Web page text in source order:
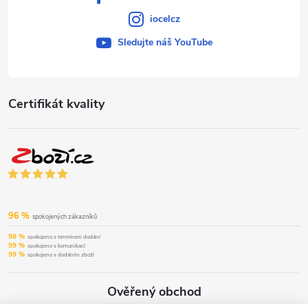
Certifikát kvality
96 % spokojených zákazníků
98 % spokojeno s termínem dodání
99 % spokojeno s komunikací
99 % spokojeno s dodáním zboží
Ověřený obchod
iocelcz
Sledujte náš YouTube